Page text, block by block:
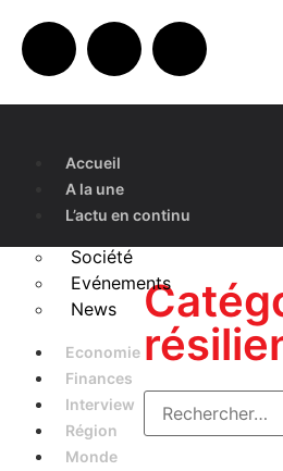
Accueil
A la une
L’actu en continu
Société
Evénements
News
Economie
Finances
Interview
Région
Monde